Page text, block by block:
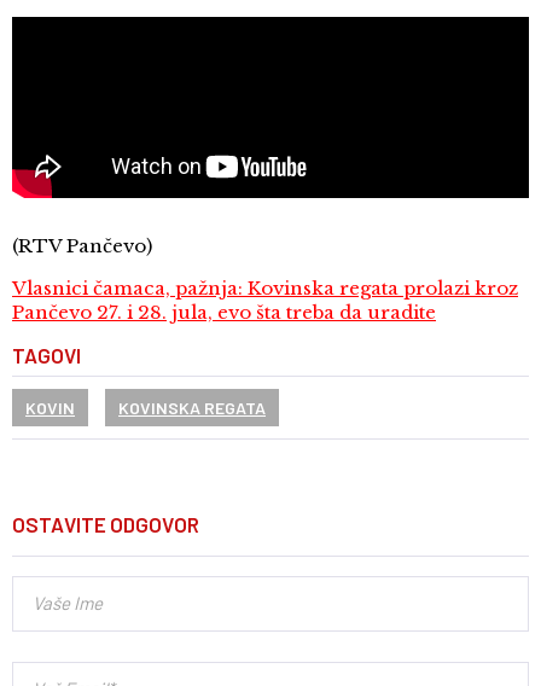
(RTV Pančevo)
Vlasnici čamaca, pažnja: Kovinska regata prolazi kroz
Pančevo 27. i 28. jula, evo šta treba da uradite
TAGOVI
KOVIN KOVINSKA REGATA
OSTAVITE ODGOVOR